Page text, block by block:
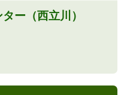
ー（西立川）